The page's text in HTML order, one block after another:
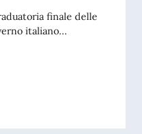
finale delle
italiano...
2026-2027. Graduatoria